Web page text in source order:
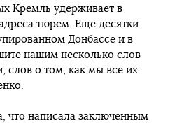
Кремль удерживает в
тюрем. Еще десятки
Донбассе и в
нашим несколько слов
слов о том, как мы все их
что написала заключенным